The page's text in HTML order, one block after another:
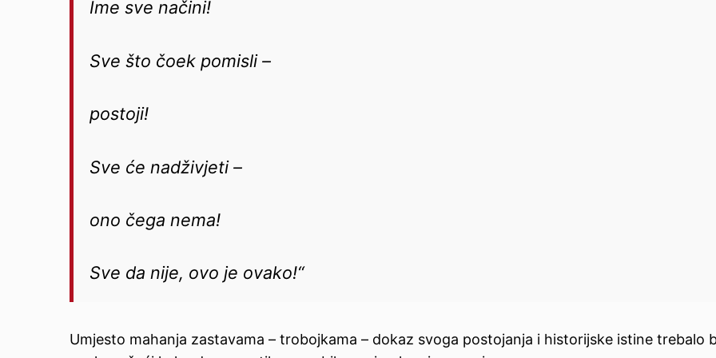
Ime sve načini!
Sve što čoek pomisli –
postoji!
Sve će nadživjeti –
ono čega nema!
Sve da nije, ovo je ovako!“
Umjesto mahanja zastavama – trobojkama – dokaz svoga postojanja i historijske istine trebalo